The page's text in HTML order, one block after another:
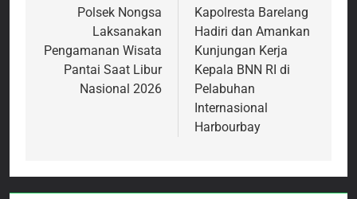
Polsek Nongsa
Laksanakan
Pengamanan Wisata
Pantai Saat Libur
Nasional 2026
Kapolresta Barelang
Hadiri dan Amankan
Kunjungan Kerja
Kepala BNN RI di
Pelabuhan
Internasional
Harbourbay